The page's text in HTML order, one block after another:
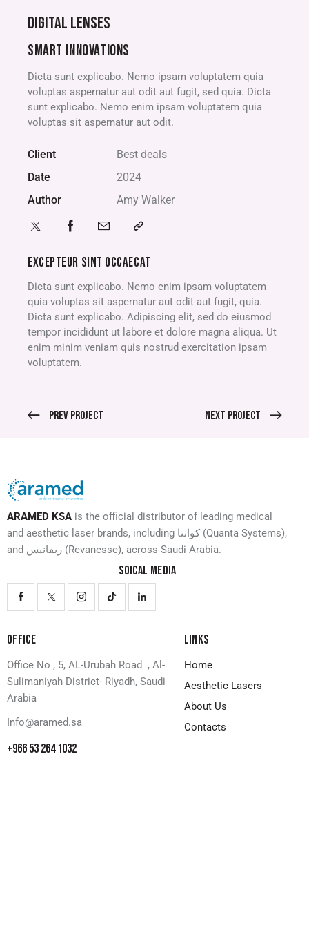
DIGITAL LENSES
SMART INNOVATIONS
Dicta sunt explicabo. Nemo ipsam voluptatem quia
voluptas aspernatur aut odit aut fugit, sed quia. Dicta
sunt explicabo. Nemo enim ipsam voluptatem quia
voluptas sit aspernatur aut odit.
Client
Best deals
Date
2024
Author
Amy Walker
EXCEPTEUR SINT OCCAECAT
Dicta sunt explicabo. Nemo enim ipsam voluptatem
quia voluptas sit aspernatur aut odit aut fugit, quia.
Dicta sunt explicabo. Adipiscing elit, sed do eiusmod
tempor incididunt ut labore et dolore magna aliqua. Ut
enim minim veniam quis nostrud exercitation ipsam
voluptatem.
Prev Project Next Project
ARAMED KSA is the official distributor of leading medical
and aesthetic laser brands, including كوانتا (Quanta Systems),
and ريفانيس (Revanesse), across Saudi Arabia.
SOICAL MEDIA
OFFICE
Office No , 5, AL-Urubah Road , Al-
Sulimaniyah District- Riyadh, Saudi
Arabia
Info@aramed.sa
+966 53 264 1032
LINKS
Home
Aesthetic Lasers
About Us
Contacts